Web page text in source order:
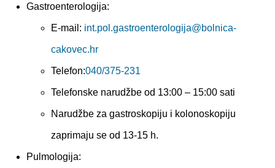
Gastroenterologija:
E-mail: int.pol.gastroenterologija@bolnica-
cakovec.hr
Telefon:040/375-231
Telefonske narudžbe od 13:00 – 15:00 sati
Narudžbe za gastroskopiju i kolonoskopiju
zaprimaju se od 13-15 h.
Pulmologija: